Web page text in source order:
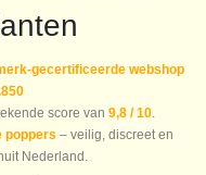
gecertificeerde webshop
score van 9,8 / 10.
poppers – veilig, discreet en
Nederland.